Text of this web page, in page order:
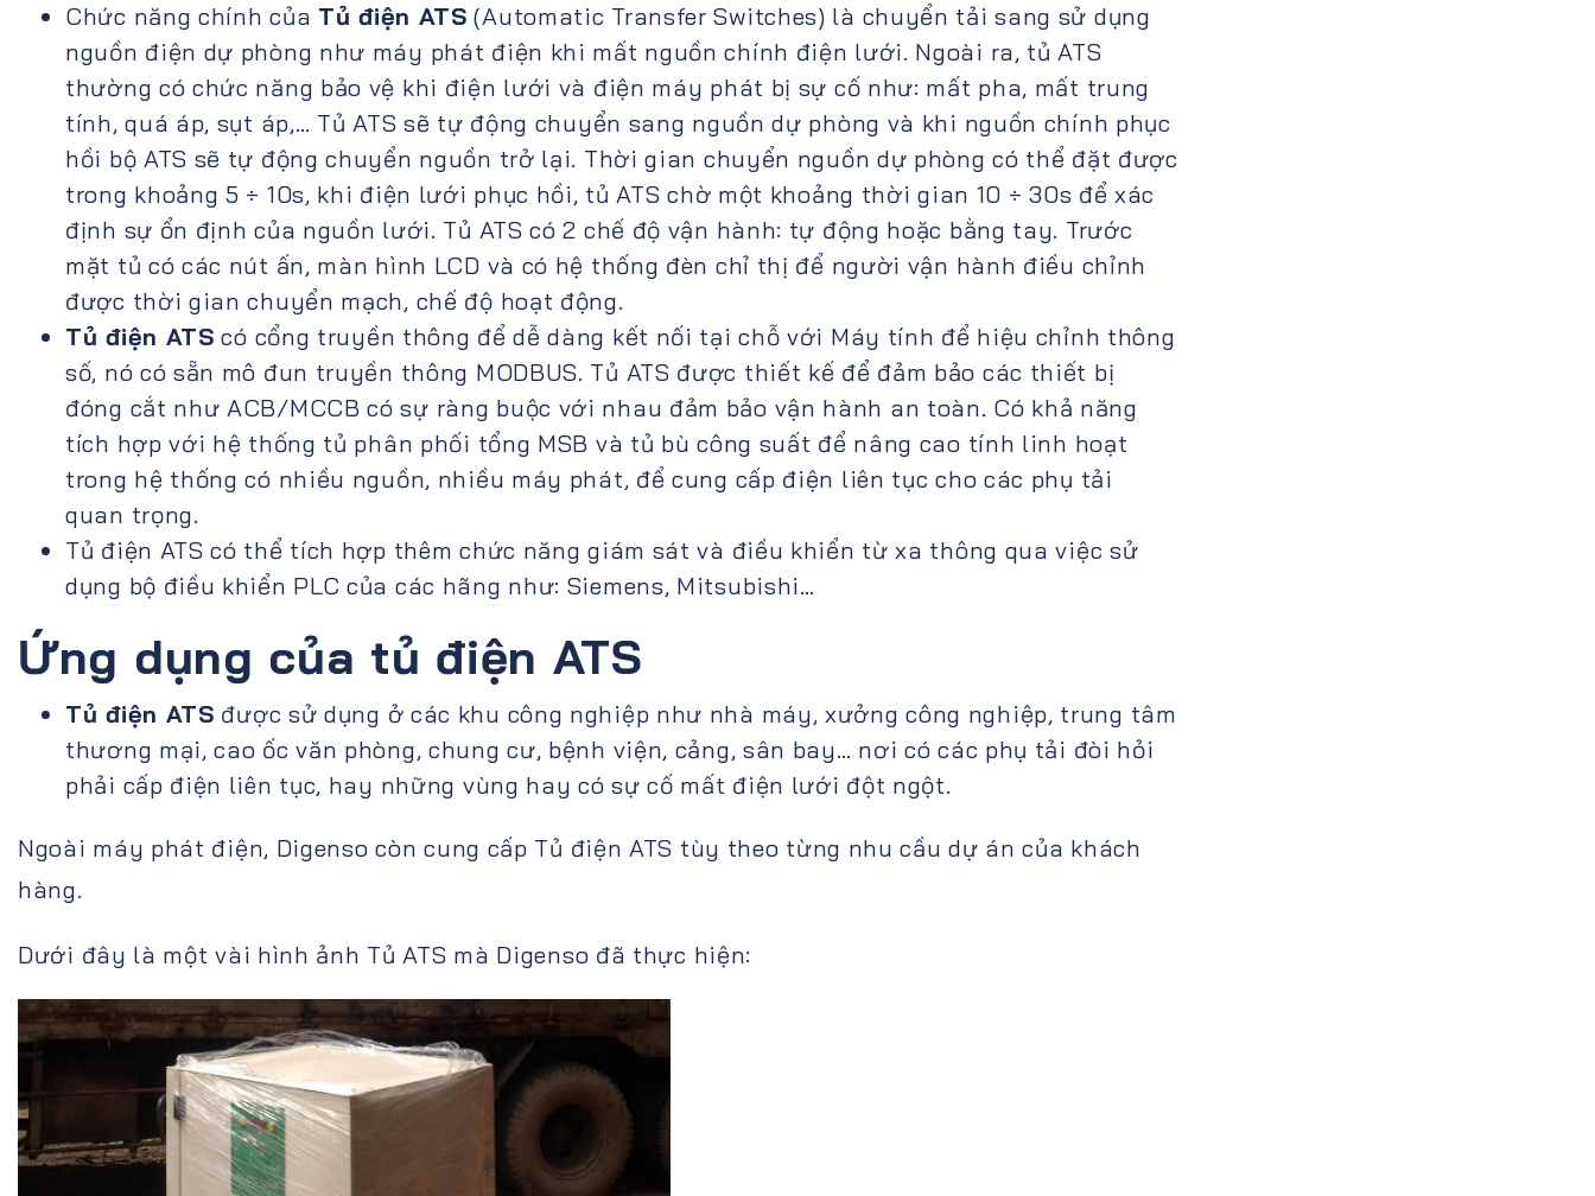
Chức năng chính của Tủ điện ATS (Automatic Transfer Switches) là chuyển tải sang sử dụng
nguồn điện dự phòng như máy phát điện khi mất nguồn chính điện lưới. Ngoài ra, tủ ATS
thường có chức năng bảo vệ khi điện lưới và điện máy phát bị sự cố như: mất pha, mất trung
tính, quá áp, sụt áp,… Tủ ATS sẽ tự động chuyển sang nguồn dự phòng và khi nguồn chính phục
hồi bộ ATS sẽ tự động chuyển nguồn trở lại. Thời gian chuyển nguồn dự phòng có thể đặt được
trong khoảng 5 ÷ 10s, khi điện lưới phục hồi, tủ ATS chờ một khoảng thời gian 10 ÷ 30s để xác
định sự ổn định của nguồn lưới. Tủ ATS có 2 chế độ vận hành: tự động hoặc bằng tay. Trước
mặt tủ có các nút ấn, màn hình LCD và có hệ thống đèn chỉ thị để người vận hành điều chỉnh
được thời gian chuyển mạch, chế độ hoạt động.
Tủ điện ATS có cổng truyền thông để dễ dàng kết nối tại chỗ với Máy tính để hiệu chỉnh thông
số, nó có sẵn mô đun truyền thông MODBUS. Tủ ATS được thiết kế để đảm bảo các thiết bị
đóng cắt như ACB/MCCB có sự ràng buộc với nhau đảm bảo vận hành an toàn. Có khả năng
tích hợp với hệ thống tủ phân phối tổng MSB và tủ bù công suất để nâng cao tính linh hoạt
trong hệ thống có nhiều nguồn, nhiều máy phát, để cung cấp điện liên tục cho các phụ tải
quan trọng.
Tủ điện ATS có thể tích hợp thêm chức năng giám sát và điều khiển từ xa thông qua việc sử
dụng bộ điều khiển PLC của các hãng như: Siemens, Mitsubishi…
Ứng dụng của tủ điện ATS
Tủ điện ATS được sử dụng ở các khu công nghiệp như nhà máy, xưởng công nghiệp, trung tâm
thương mại, cao ốc văn phòng, chung cư, bệnh viện, cảng, sân bay… nơi có các phụ tải đòi hỏi
phải cấp điện liên tục, hay những vùng hay có sự cố mất điện lưới đột ngột.
Ngoài máy phát điện, Digenso còn cung cấp Tủ điện ATS tùy theo từng nhu cầu dự án của khách
hàng.
Dưới đây là một vài hình ảnh Tủ ATS mà Digenso đã thực hiện: